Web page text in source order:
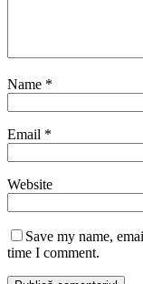
Name *
Email *
Website
Save my name,
time I comment.